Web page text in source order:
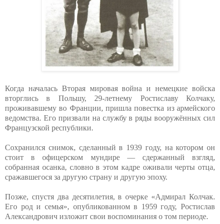
Когда началась Вторая мировая война и немецкие войска
вторглись в Польшу, 29-летнему Ростиславу Колчаку,
проживавшему во Франции, пришла повестка из армейского
ведомства. Его призвали на службу в ряды вооружённых сил
Французской республики.
Сохранился снимок, сделанный в 1939 году, на котором он
стоит в офицерском мундире — сдержанный взгляд,
собранная осанка, словно в этом кадре оживали черты отца,
сражавшегося за другую страну и другую эпоху.
Позже, спустя два десятилетия, в очерке «Адмирал Колчак.
Его род и семья», опубликованном в 1959 году, Ростислав
Александрович изложит свои воспоминания о том периоде.